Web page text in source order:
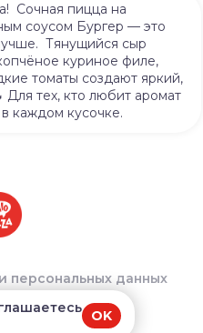
Сочная пицца на
соусом Бургер — это
Тянущийся сыр
куриное филе,
томаты создают яркий,
тех, кто любит аромат
каждом кусочке.
персональных данных
OK